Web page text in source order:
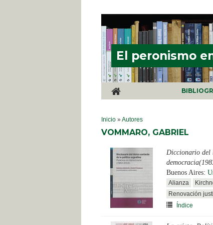
El peronismo
SE ENCUENTRA USTED AQUÍ
Inicio »Autores
VOMMARO, GABRIEL
Diccionario del
Buenos Aires:
Alianza
Renovación
Índice